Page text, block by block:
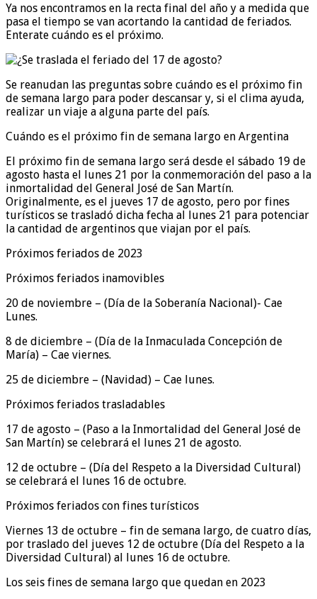
Ya nos encontramos en la recta final del año y a medida que
pasa el tiempo se van acortando la cantidad de feriados.
Enterate cuándo es el próximo.
Se reanudan las preguntas sobre cuándo es el próximo fin
de semana largo para poder descansar y, si el clima ayuda,
realizar un viaje a alguna parte del país.
Cuándo es el próximo fin de semana largo en Argentina
El próximo fin de semana largo será desde el sábado 19 de
agosto hasta el lunes 21 por la conmemoración del paso a la
inmortalidad del General José de San Martín.
Originalmente, es el jueves 17 de agosto, pero por fines
turísticos se trasladó dicha fecha al lunes 21 para potenciar
la cantidad de argentinos que viajan por el país.
Próximos feriados de 2023
Próximos feriados inamovibles
20 de noviembre – (Día de la Soberanía Nacional)- Cae
Lunes.
8 de diciembre – (Día de la Inmaculada Concepción de
María) – Cae viernes.
25 de diciembre – (Navidad) – Cae lunes.
Próximos feriados trasladables
17 de agosto – (Paso a la Inmortalidad del General José de
San Martín) se celebrará el lunes 21 de agosto.
12 de octubre – (Día del Respeto a la Diversidad Cultural)
se celebrará el lunes 16 de octubre.
Próximos feriados con fines turísticos
Viernes 13 de octubre – fin de semana largo, de cuatro días,
por traslado del jueves 12 de octubre (Día del Respeto a la
Diversidad Cultural) al lunes 16 de octubre.
Los seis fines de semana largo que quedan en 2023